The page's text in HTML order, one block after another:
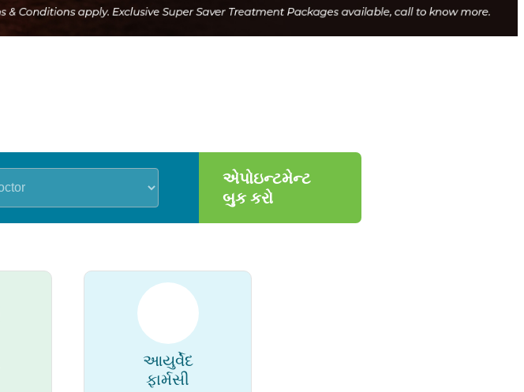
એપોઇન્ટમેન્ટ
બુક કરો
આયુર્વેદ
ફાર્મસી